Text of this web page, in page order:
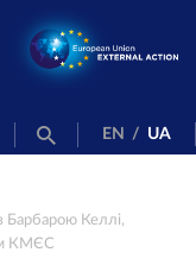
EN / UA
Барбарою Келлі,
КМЄС